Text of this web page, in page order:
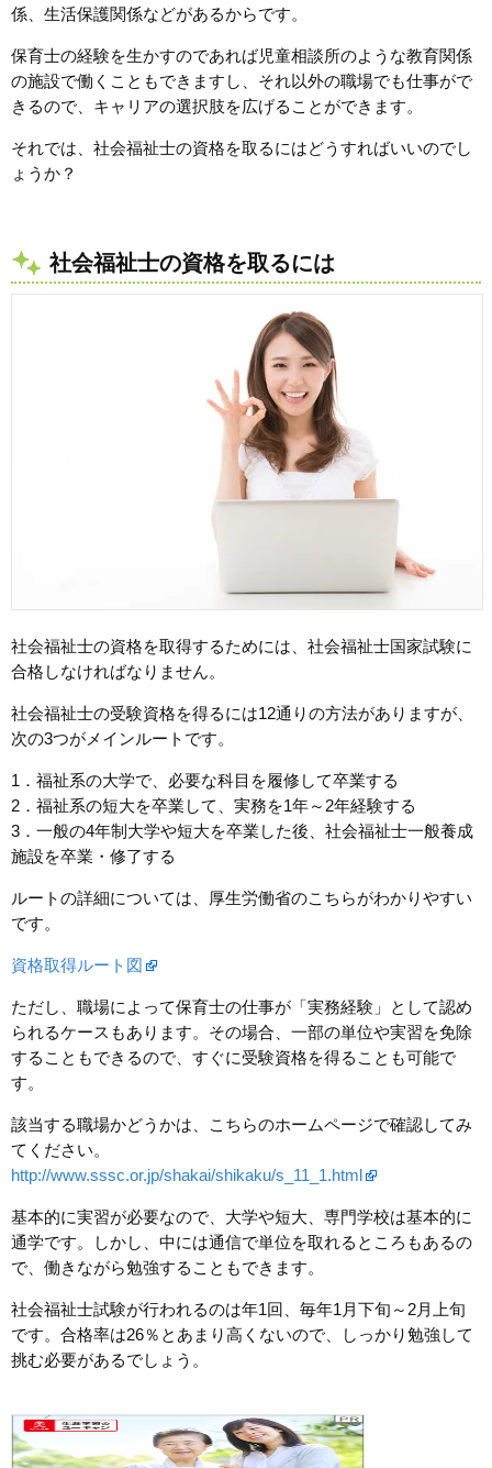
係、生活保護関係などがあるからです。
保育士の経験を生かすのであれば児童相談所のような教育関係
の施設で働くこともできますし、それ以外の職場でも仕事がで
きるので、キャリアの選択肢を広げることができます。
それでは、社会福祉士の資格を取るにはどうすればいいのでし
ょうか？
社会福祉士の資格を取るには
社会福祉士の資格を取得するためには、社会福祉士国家試験に
合格しなければなりません。
社会福祉士の受験資格を得るには12通りの方法がありますが、
次の3つがメインルートです。
1．福祉系の大学で、必要な科目を履修して卒業する
2．福祉系の短大を卒業して、実務を1年～2年経験する
3．一般の4年制大学や短大を卒業した後、社会福祉士一般養成
施設を卒業・修了する
ルートの詳細については、厚生労働省のこちらがわかりやすい
です。
資格取得ルート図
ただし、職場によって保育士の仕事が「実務経験」として認め
られるケースもあります。その場合、一部の単位や実習を免除
することもできるので、すぐに受験資格を得ることも可能で
す。
該当する職場かどうかは、こちらのホームページで確認してみ
てください。
http://www.sssc.or.jp/shakai/shikaku/s_11_1.html
基本的に実習が必要なので、大学や短大、専門学校は基本的に
通学です。しかし、中には通信で単位を取れるところもあるの
で、働きながら勉強することもできます。
社会福祉士試験が行われるのは年1回、毎年1月下旬～2月上旬
です。合格率は26％とあまり高くないので、しっかり勉強して
挑む必要があるでしょう。